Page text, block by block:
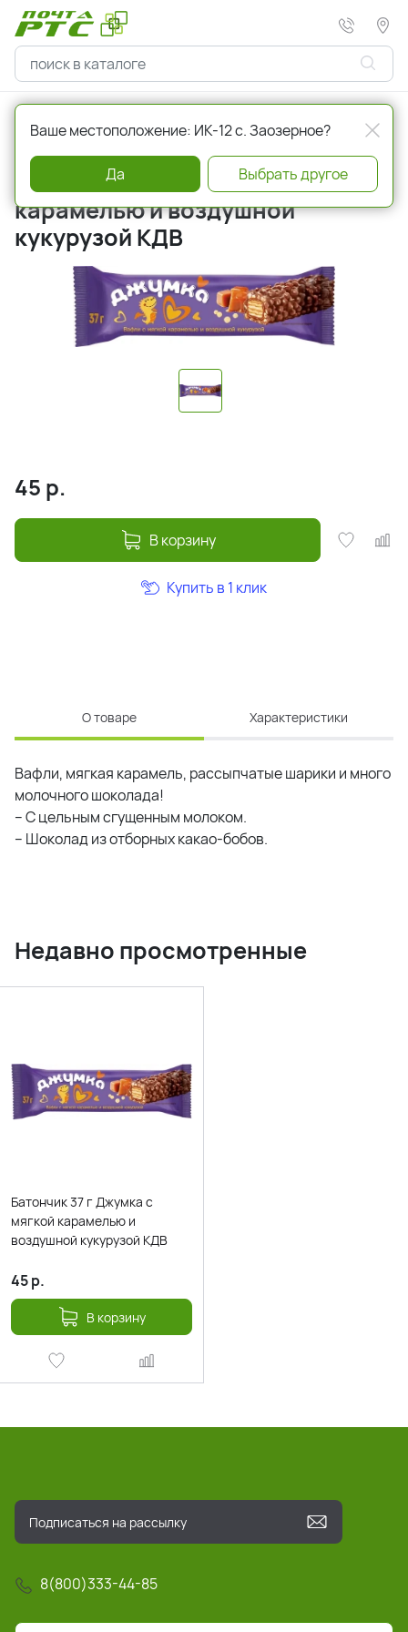
Главная Кондитерские изделия Шоколадные батончики
Батончик 37 г Джумка с мягкой
карамелью и воздушной
кукурузой КДВ
45 р.
В корзину
Купить в 1 клик
О товаре Характеристики
Вафли, мягкая карамель, рассыпчатые шарики и много
молочного шоколада!
– С цельным сгущенным молоком.
– Шоколад из отборных какао-бобов.
Недавно просмотренные
Батончик 37 г Джумка с
мягкой карамелью и
воздушной кукурузой КДВ
45р.
В корзину
8(800)333-44-85
info@pochta-rts.ru
Ваше местоположение: ИК-12 с. Заозерное?
Да Выбрать другое